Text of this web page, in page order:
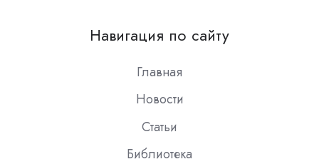
Slack
Навигация по сайту
Главная
Новости
Статьи
Библиотека